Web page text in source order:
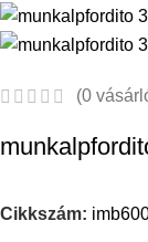
(0
Cikkszám: